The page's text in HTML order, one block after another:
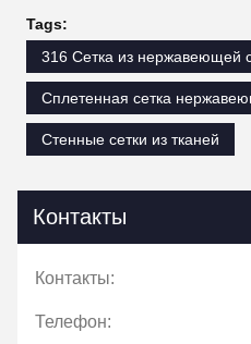
Tags:
316 Сетка из нержавеющей
Сплетенная сетка
Стенные сетки из тканей
Контакты
Контакты:
Телефон: